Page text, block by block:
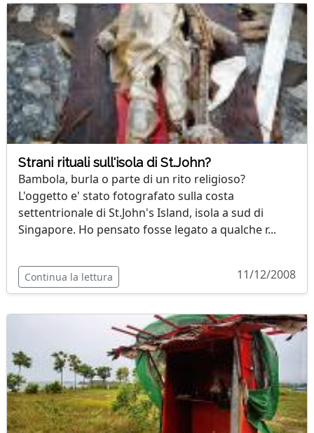
Strani rituali sull'isola di St.John?
Bambola, burla o parte di un rito religioso?
L'oggetto e' stato fotografato sulla costa
settentrionale di St.John's Island, isola a sud di
Singapore. Ho pensato fosse legato a qualche r...
Continua la lettura 11/12/2008